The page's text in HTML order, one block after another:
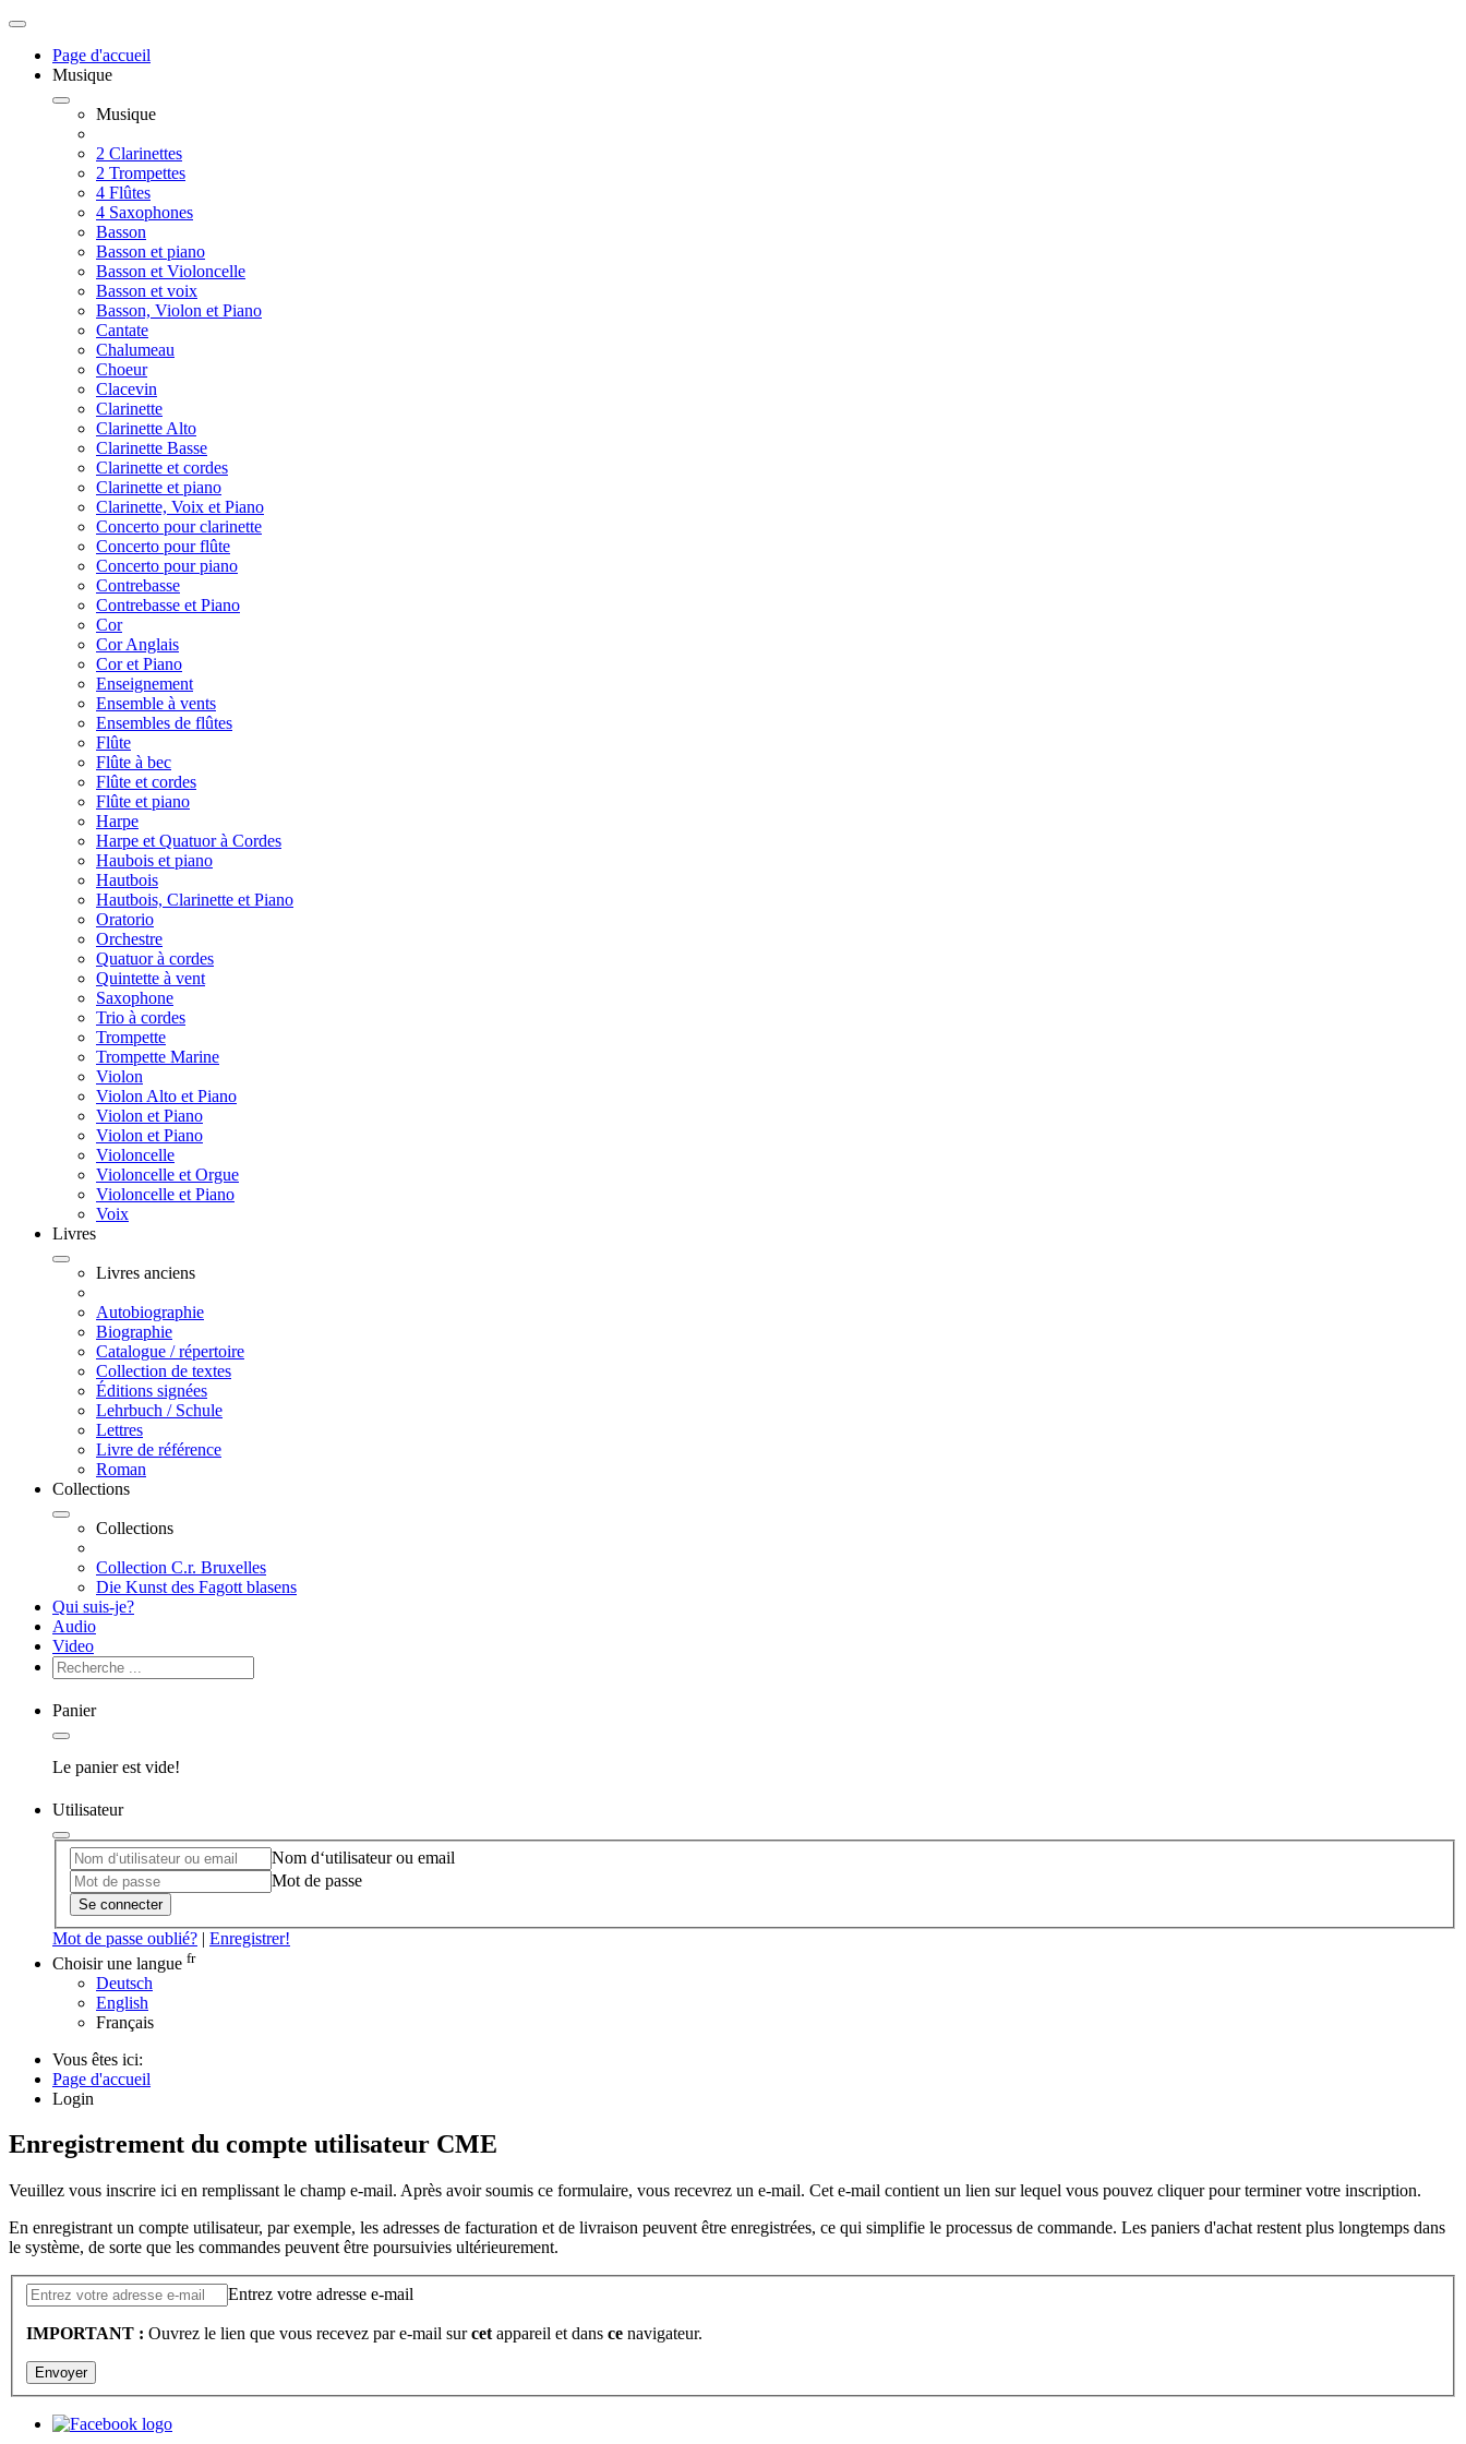
Page d'accueil
Musique
Musique
2 Clarinettes
2 Trompettes
4 Flûtes
4 Saxophones
Basson
Basson et piano
Basson et Violoncelle
Basson et voix
Basson, Violon et Piano
Cantate
Chalumeau
Choeur
Clacevin
Clarinette
Clarinette Alto
Clarinette Basse
Clarinette et cordes
Clarinette et piano
Clarinette, Voix et Piano
Concerto pour clarinette
Concerto pour flûte
Concerto pour piano
Contrebasse
Contrebasse et Piano
Cor
Cor Anglais
Cor et Piano
Enseignement
Ensemble à vents
Ensembles de flûtes
Flûte
Flûte à bec
Flûte et cordes
Flûte et piano
Harpe
Harpe et Quatuor à Cordes
Haubois et piano
Hautbois
Hautbois, Clarinette et Piano
Oratorio
Orchestre
Quatuor à cordes
Quintette à vent
Saxophone
Trio à cordes
Trompette
Trompette Marine
Violon
Violon Alto et Piano
Violon et Piano
Violon et Piano
Violoncelle
Violoncelle et Orgue
Violoncelle et Piano
Voix
Livres
Livres anciens
Autobiographie
Biographie
Catalogue / répertoire
Collection de textes
Éditions signées
Lehrbuch / Schule
Lettres
Livre de référence
Roman
Collections
Collections
Collection C.r. Bruxelles
Die Kunst des Fagott blasens
Qui suis-je?
Audio
Video
Panier
Le panier est vide!
Utilisateur
Nom d‘utilisateur ou email
Mot de passe
Se connecter
Mot de passe oublié? | Enregistrer!
Choisir une langue fr
Deutsch
English
Français
Vous êtes ici:
Page d'accueil
Login
Enregistrement du compte utilisateur CME
Veuillez vous inscrire ici en remplissant le champ e-mail. Après avoir soumis ce formulaire, vous recevrez un e-mail. Cet e-mail contient un lien sur lequel vous pouvez cliquer pour terminer votre inscription.
En enregistrant un compte utilisateur, par exemple, les adresses de facturation et de livraison peuvent être enregistrées, ce qui simplifie le processus de commande. Les paniers d'achat restent plus longtemps dans
le système, de sorte que les commandes peuvent être poursuivies ultérieurement.
Entrez votre adresse e-mail
IMPORTANT : Ouvrez le lien que vous recevez par e-mail surcet appareil et dans ce navigateur.
Envoyer